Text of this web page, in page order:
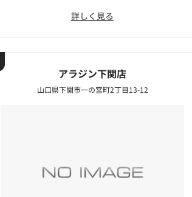
詳しく見る
アラジン下関店
山口県下関市一の宮町2丁目13-12